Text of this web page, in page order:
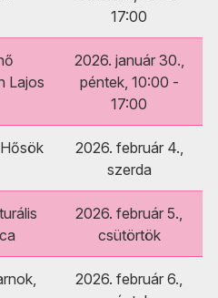
17:00
Lajos
2026. január 30.,
péntek, 10:00 -
17:00
2026. február 4.,
szerda
2026. február 5.,
csütörtök
2026. február 6.,